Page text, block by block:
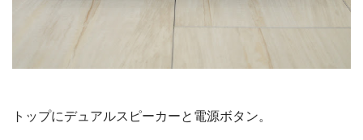
トップにデュアルスピーカーと電源ボタン。